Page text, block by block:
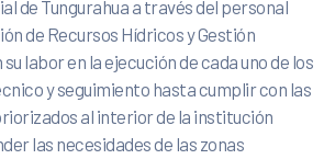
de Tungurahua a través del personal
de Recursos Hídricos y Gestión
labor en la ejecución de cada uno de los
y seguimiento hasta cumplir con las
al interior de la institución
las necesidades de las zonas